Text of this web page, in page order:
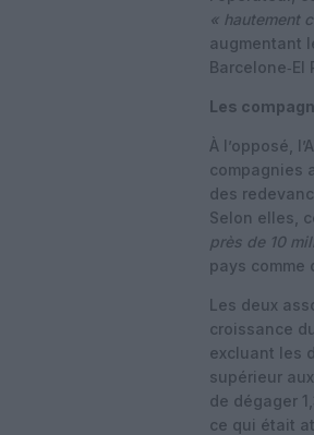
« hautement
augmentant
Barcelone‑El
Les
À l’opposé,
compagnies
des
Selon elles,
près de 10
pays comme
Les deux
croissance
excluant les
supérieur
de dégager
ce qui était